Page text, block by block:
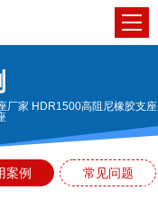
厂家 HDR1500高阻尼橡胶支座
案例 常见问题